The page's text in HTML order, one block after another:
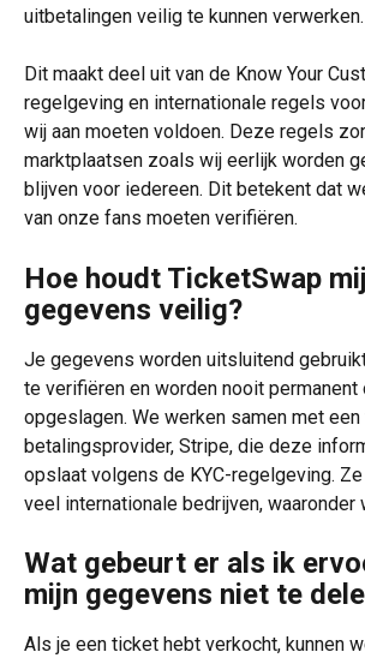
uitbetalingen veilig te kunnen verwerken.
Dit maakt deel uit van de Know Your
regelgeving en internationale regels
wij aan moeten voldoen. Deze regels
marktplaatsen zoals wij eerlijk worden
blijven voor iedereen. Dit betekent dat
van onze fans moeten verifiëren.
Hoe houdt TicketSwap
gegevens veilig?
Je gegevens worden uitsluitend
te verifiëren en worden nooit
opgeslagen. We werken samen met
betalingsprovider, Stripe, die deze
opslaat volgens de KYC-regelgeving.
veel internationale bedrijven, waaronder
Wat gebeurt er als ik
mijn gegevens niet te
Als je een ticket hebt verkocht, kunnen